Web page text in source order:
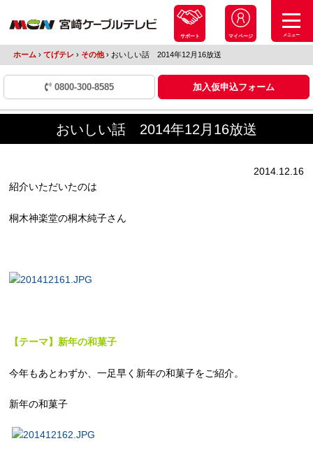
サポート マイページ メニュー
ホーム › てげテレ › その他 ›おいしい話 2014年12月16放送
0800-300-8585 加入仮申込フォーム
おいしい話 2014年12月16放送
2014.12.16
紹介いただいたのは
桐木神楽堂の桐木純子さん
【テーマ】新年の和菓子
今年もあとわずか、一足早く新年の和菓子をご紹介。
新年の和菓子